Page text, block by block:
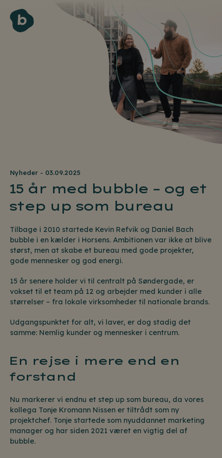
Nyheder - 03.09.2025
15 år med bubble – og et
step up som bureau
Tilbage i 2010 startede Kevin Refvik og Daniel Bach
bubble i en kælder i Horsens. Ambitionen var ikke at blive
størst, men at skabe et bureau med gode projekter,
gode mennesker og god energi.
15 år senere holder vi til centralt på Søndergade, er
vokset til et team på 12 og arbejder med kunder i alle
størrelser – fra lokale virksomheder til nationale brands.
Udgangspunktet for alt, vi laver, er dog stadig det
samme: Nemlig kunder og mennesker i centrum.
En rejse i mere end en
forstand
Nu markerer vi endnu et step up som bureau, da vores
kollega Tonje Kromann Nissen er tiltrådt som ny
projektchef. Tonje startede som nyuddannet marketing
manager og har siden 2021 været en vigtig del af
bubble.